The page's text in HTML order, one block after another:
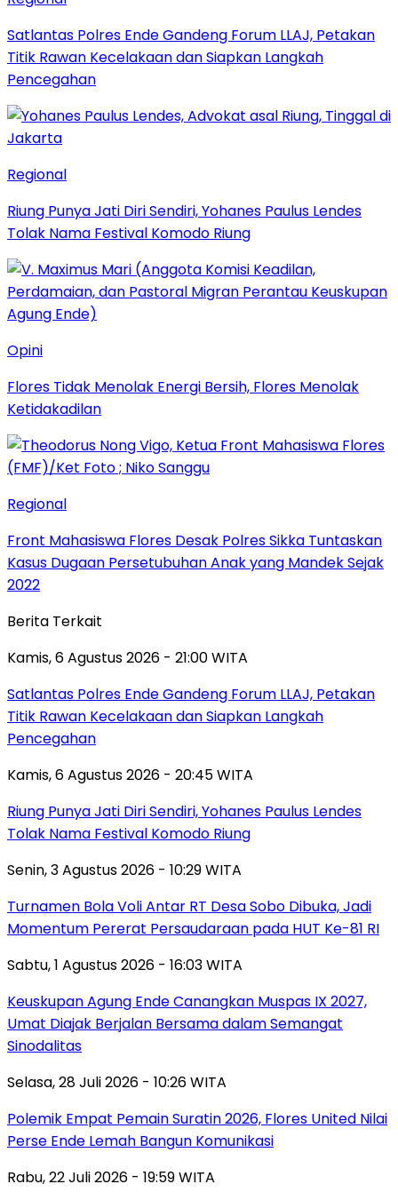
Satlantas Polres Ende Gandeng Forum LLAJ, Petakan
Titik Rawan Kecelakaan dan Siapkan Langkah
Pencegahan
Regional
Riung Punya Jati Diri Sendiri, Yohanes Paulus Lendes
Tolak Nama Festival Komodo Riung
Opini
Flores Tidak Menolak Energi Bersih, Flores Menolak
Ketidakadilan
Regional
Front Mahasiswa Flores Desak Polres Sikka Tuntaskan
Kasus Dugaan Persetubuhan Anak yang Mandek Sejak
2022
Berita Terkait
Kamis, 6 Agustus 2026 - 21:00 WITA
Satlantas Polres Ende Gandeng Forum LLAJ, Petakan
Titik Rawan Kecelakaan dan Siapkan Langkah
Pencegahan
Kamis, 6 Agustus 2026 - 20:45 WITA
Riung Punya Jati Diri Sendiri, Yohanes Paulus Lendes
Tolak Nama Festival Komodo Riung
Senin, 3 Agustus 2026 - 10:29 WITA
Turnamen Bola Voli Antar RT Desa Sobo Dibuka, Jadi
Momentum Pererat Persaudaraan pada HUT Ke-81 RI
Sabtu, 1 Agustus 2026 - 16:03 WITA
Keuskupan Agung Ende Canangkan Muspas IX 2027,
Umat Diajak Berjalan Bersama dalam Semangat
Sinodalitas
Selasa, 28 Juli 2026 - 10:26 WITA
Polemik Empat Pemain Suratin 2026, Flores United Nilai
Perse Ende Lemah Bangun Komunikasi
Rabu, 22 Juli 2026 - 19:59 WITA